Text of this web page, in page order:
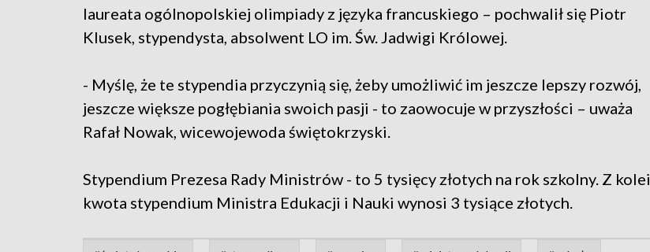
laureata ogólnopolskiej olimpiady z języka francuskiego – pochwalił się Piotr
Klusek, stypendysta, absolwent LO im. Św. Jadwigi Królowej.
- Myślę, że te stypendia przyczynią się, żeby umożliwić im jeszcze lepszy rozwój,
jeszcze większe pogłębiania swoich pasji - to zaowocuje w przyszłości – uważa
Rafał Nowak, wicewojewoda świętokrzyski.
Stypendium Prezesa Rady Ministrów - to 5 tysięcy złotych na rok szkolny. Z kolei
kwota stypendium Ministra Edukacji i Nauki wynosi 3 tysiące złotych.